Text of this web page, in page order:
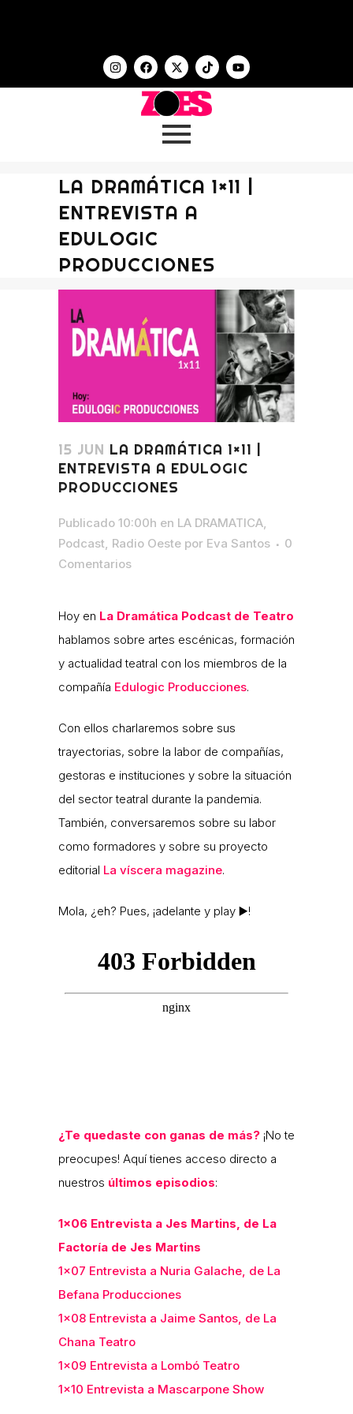
LA DRAMÁTICA 1×11 |
ENTREVISTA A
EDULOGIC
PRODUCCIONES
15 JUN LA DRAMÁTICA 1×11 |
ENTREVISTA A EDULOGIC
PRODUCCIONES
Publicado 10:00h en LA DRAMATICA,
Podcast, Radio Oeste por Eva Santos
0
Comentarios
Hoy en La Dramática Podcast de Teatro
hablamos sobre artes escénicas, formación
y actualidad teatral con los miembros de la
compañía Edulogic Producciones.
Con ellos charlaremos sobre sus
trayectorias, sobre la labor de compañías,
gestoras e instituciones y sobre la situación
del sector teatral durante la pandemia.
También, conversaremos sobre su labor
como formadores y sobre su proyecto
editorial La víscera magazine.
Mola, ¿eh? Pues, ¡adelante y play ▶️!
¿Te quedaste con ganas de más? ¡No te
preocupes! Aquí tienes acceso directo a
nuestros últimos episodios:
1×06 Entrevista a Jes Martins, de La
Factoría de Jes Martins
1×07 Entrevista a Nuria Galache, de La
Befana Producciones
1×08 Entrevista a Jaime Santos, de La
Chana Teatro
1×09 Entrevista a Lombó Teatro
1×10 Entrevista a Mascarpone Show